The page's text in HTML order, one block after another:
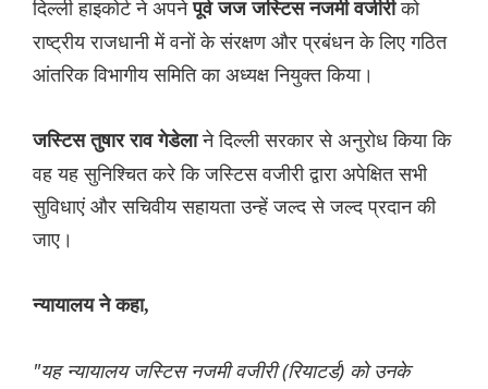
दिल्ली हाइकोर्ट ने अपनेपूर्व जज जस्टिस नजमी वजीरीको
राष्ट्रीय राजधानी में वनों के संरक्षण और प्रबंधन के लिए गठित
आंतरिक विभागीय समिति का अध्यक्ष नियुक्त किया।
जस्टिस तुषार राव गेडेलाने दिल्ली सरकार से अनुरोध किया कि
वह यह सुनिश्चित करे कि जस्टिस वजीरी द्वारा अपेक्षित सभी
सुविधाएं और सचिवीय सहायता उन्हें जल्द से जल्द प्रदान की
जाए।
न्यायालय ने कहा,
"यह न्यायालय जस्टिस नजमी वजीरी (रियाटर्ड) को उनके